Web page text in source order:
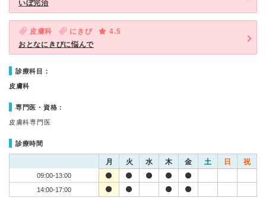
いぼ完治
皮膚科 にきび
4.5
おとなにきびに悩んで
診療科目：
皮膚科
専門医・資格：
皮膚科専門医
診療時間
月 火 水 木 金 土 日 祝
09:00-13:00
14:00-17:00